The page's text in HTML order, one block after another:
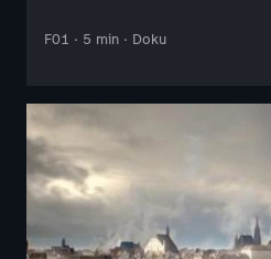
F01 · 5 min · Doku